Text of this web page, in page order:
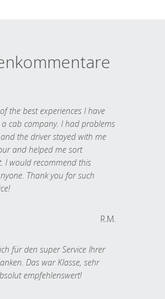
the best experiences I have
cab company. I had problems
the driver stayed with me
and helped me sort
I would recommend this
Thank you for such
R.M.
für den super Service Ihrer
Das war Klasse, sehr
empfehlenswert!